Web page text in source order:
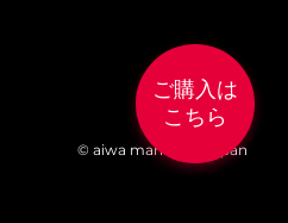
ご購入は
こちら
© aiwa marketing japan